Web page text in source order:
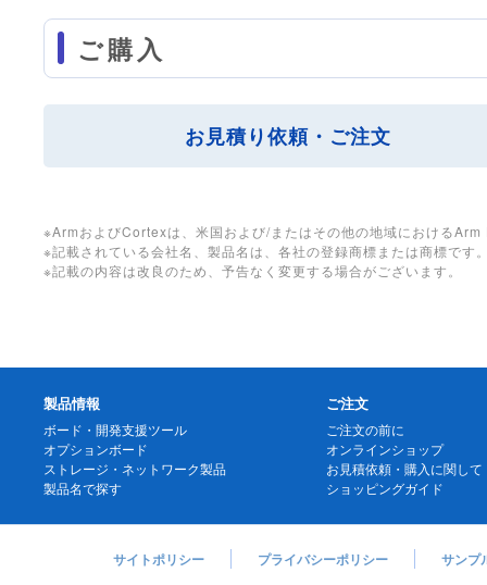
ご購入
お見積り依頼・ご注文
※ArmおよびCortexは、米国および/またはその他の地域における
※記載されている会社名、製品名は、各社の登録商標または商標です
※記載の内容は改良のため、予告なく変更する場合がございます。
製品情報
ボード・開発支援ツール
オプションボード
ストレージ・ネットワーク製品
製品名で探す
ご注文
ご注文の前に
オンラインショップ
お見積依頼・購入に関して
ショッピングガイド
サイトポリシー プライバシーポリシー サンプ